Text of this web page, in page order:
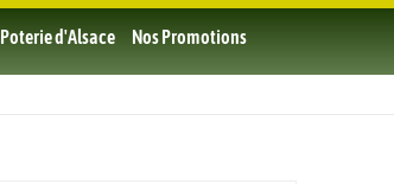
Poterie d'Alsace Nos Promotions